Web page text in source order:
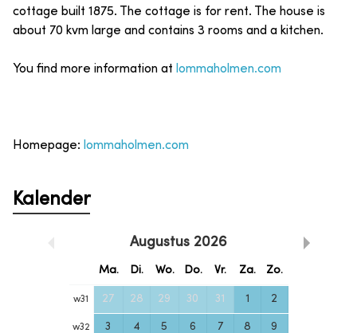
cottage built 1875. The cottage is for rent. The house is
about 70 kvm large and contains 3 rooms and a kitchen.
You find more information at lommaholmen.com
Homepage: lommaholmen.com
Kalender
Augustus 2026
Ma. Di. Wo. Do. Vr. Za. Zo.
w31 27 28 29 30 31 1 2
w32 3 4 5 6 7 8 9